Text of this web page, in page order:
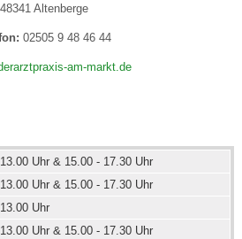
48341 Altenberge
02505 9 48 46 44
am-markt.de
Uhr & 15.00 - 17.30 Uhr
Uhr & 15.00 - 17.30 Uhr
Uhr
Uhr & 15.00 - 17.30 Uhr